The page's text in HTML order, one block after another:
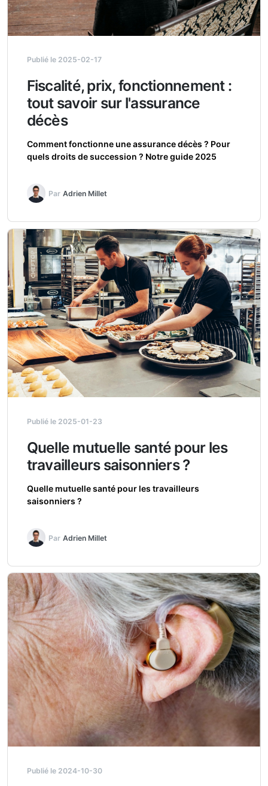
Publié le 2025-02-17
Fiscalité, prix, fonctionnement :
tout savoir sur l'assurance
décès
Comment fonctionne une assurance décès ? Pour
quels droits de succession ? Notre guide 2025
Par Adrien Millet
Publié le 2025-01-23
Quelle mutuelle santé pour les
travailleurs saisonniers ?
Quelle mutuelle santé pour les travailleurs
saisonniers ?
Par Adrien Millet
Publié le 2024-10-30